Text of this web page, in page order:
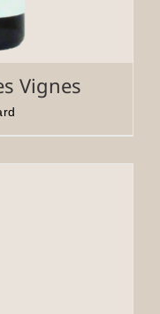
Vignes